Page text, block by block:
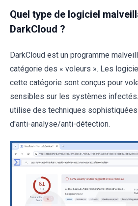
Quel type de logiciel
DarkCloud ?
DarkCloud est un programme
catégorie des « voleurs ». Les
cette catégorie sont conçus pour
sensibles sur les systèmes
utilise des techniques
d'anti-analyse/anti-détection.